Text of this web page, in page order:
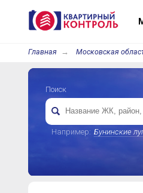
Главная Московская
Поиск
Например: Бунинские